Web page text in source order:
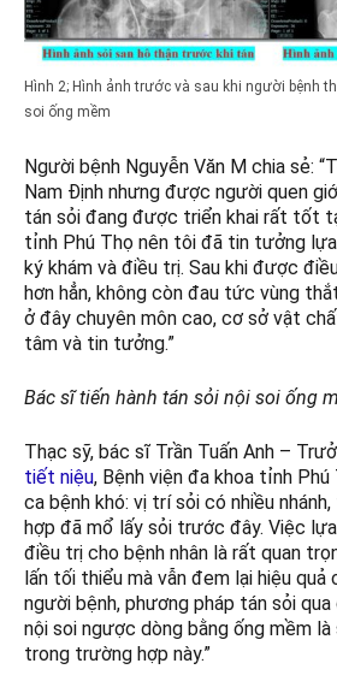
Hình 2; Hình ảnh trước và sau khi người bệnh
soi ống mềm
Người bệnh Nguyễn Văn M chia sẻ:
Nam Định nhưng được người quen
tán sỏi đang được triển khai rất tốt
tỉnh Phú Thọ nên tôi đã tin tưởng
ký khám và điều trị. Sau khi được
hơn hẳn, không còn đau tức vùng
ở đây chuyên môn cao, cơ sở vật
tâm và tin tưởng.”
Bác sĩ tiến hành tán sỏi nội soi ống
Thạc sỹ, bác sĩ Trần Tuấn Anh –
tiết niệu, Bệnh viện đa khoa tỉnh
ca bệnh khó: vị trí sỏi có nhiều
hợp đã mổ lấy sỏi trước đây. Việc
điều trị cho bệnh nhân là rất quan
lấn tối thiểu mà vẫn đem lại hiệu quả
người bệnh, phương pháp tán sỏi
nội soi ngược dòng bằng ống mềm
trong trường hợp này.”